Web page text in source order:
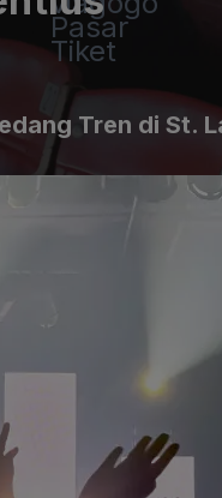
Pasar
Tiket
Tren di St.